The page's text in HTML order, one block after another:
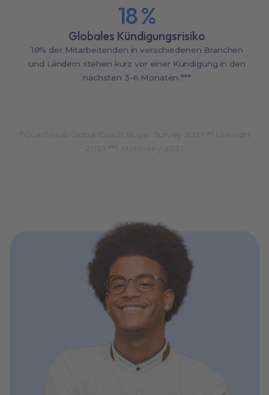
18%
Globales Kündigungsrisiko
18% der Mitarbeitenden in verschiedenen Branchen
und Ländern stehen kurz vor einer Kündigung in den
nächsten 3-6 Monaten.***